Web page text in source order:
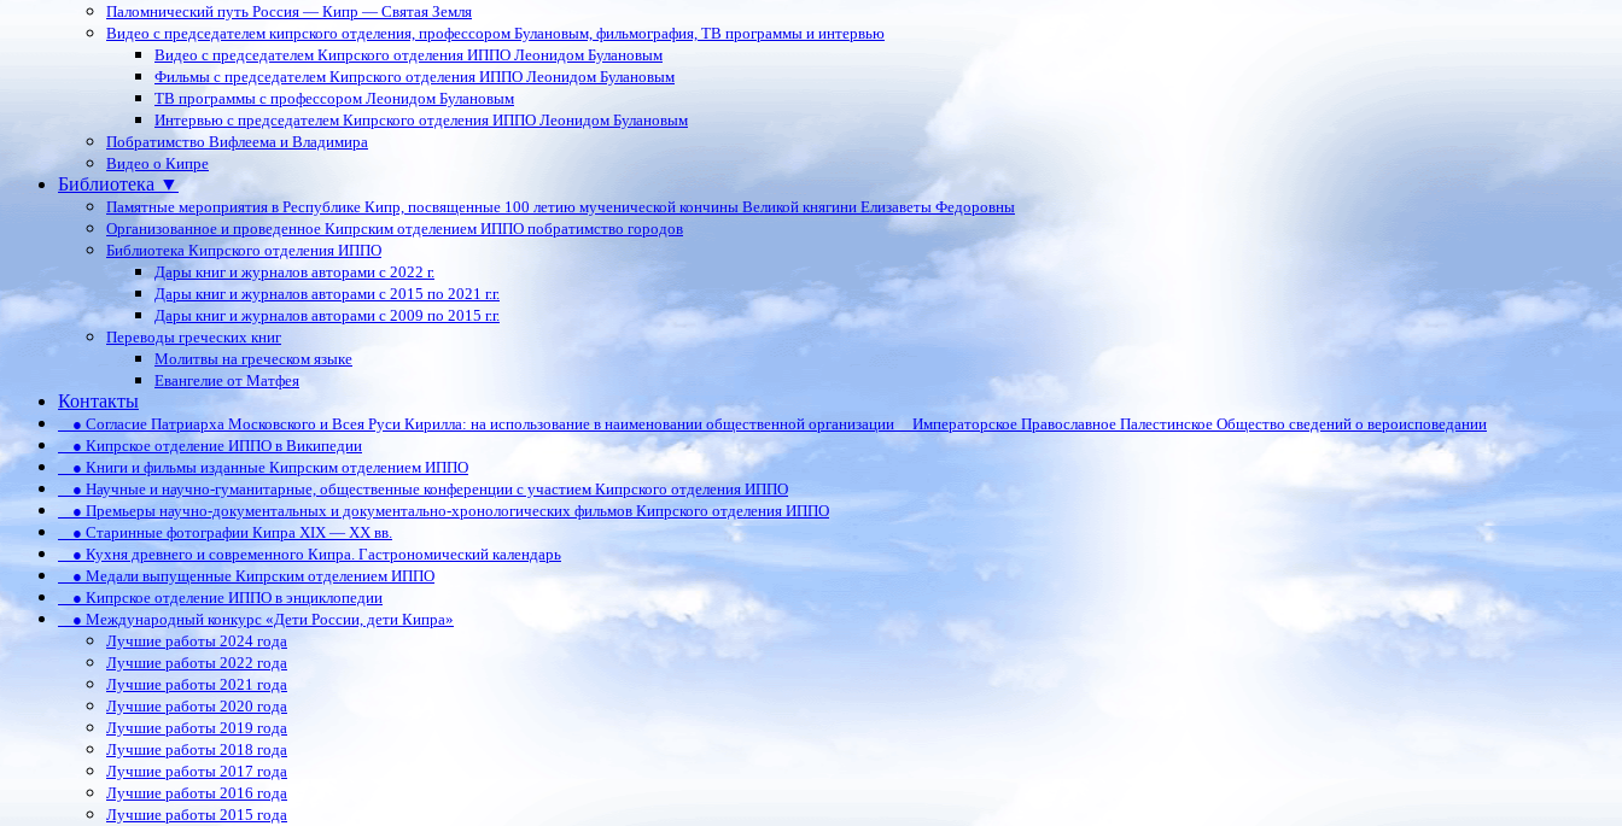
Паломнический путь Россия — Кипр — Святая Земля
Видео с председателем кипрского отделения, профессором Булановым, фильмография, ТВ программы и интервью
Видео с председателем Кипрского отделения ИППО Леонидом Булановым
Фильмы с председателем Кипрского отделения ИППО Леонидом Булановым
ТВ программы с профессором Леонидом Булановым
Интервью с председателем Кипрского отделения ИППО Леонидом Булановым
Побратимство Вифлеема и Владимира
Видео о Кипре
Библиотека ▼
Памятные мероприятия в Республике Кипр, посвященные 100 летию мученической кончины Великой княгини Елизаветы Федоровны
Организованное и проведенное Кипрским отделением ИППО побратимство городов
Библиотека Кипрского отделения ИППО
Дары книг и журналов авторами с 2022 г.
Дары книг и журналов авторами с 2015 по 2021 г.г.
Дары книг и журналов авторами с 2009 по 2015 г.г.
Переводы греческих книг
Молитвы на греческом языке
Евангелие от Матфея
Контакты
● Согласие Патриарха Московского и Всея Руси Кирилла: на использование в наименовании общественной организации Императорское Православное Палестинское Общество сведений о вероисповедании
● Кипрское отделение ИППО в Википедии
● Книги и фильмы изданные Кипрским отделением ИППО
● Научные и научно-гуманитарные, общественные конференции c участием Кипрского отделения ИППО
● Премьеры научно-документальных и документально-хронологических фильмов Кипрского отделения ИППО
● Старинные фотографии Кипра XIX — XX вв.
● Кухня древнего и современного Кипра. Гастрономический календарь
● Медали выпущенные Кипрским отделением ИППО
● Кипрское отделение ИППО в энциклопедии
● Международный конкурс «Дети России, дети Кипра»
Лучшие работы 2024 года
Лучшие работы 2022 года
Лучшие работы 2021 года
Лучшие работы 2020 года
Лучшие работы 2019 года
Лучшие работы 2018 года
Лучшие работы 2017 года
Лучшие работы 2016 года
Лучшие работы 2015 года